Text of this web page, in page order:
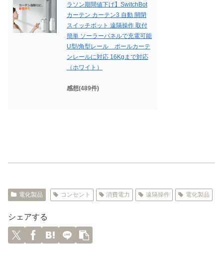
ラソン期間値下げ】SwitchBot
カーテン カーテン3 自動 開閉
スイッチボット 遠隔操作 取付
簡単 ソーラーパネルで充電可能
U型/角型レール ポールカーテ
ンレールに対応 16Kgまで対応
（ホワイト）
感想(489件)
電化製品 コンセント 消費電力 遠隔操作 電化製品
シェアする